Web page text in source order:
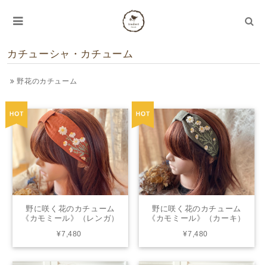
カチューシャ・カチューム
野花のカチューム
野に咲く花のカチューム
《カモミール》（レンガ）
¥7,480
野に咲く花のカチューム
《カモミール》（カーキ）
¥7,480